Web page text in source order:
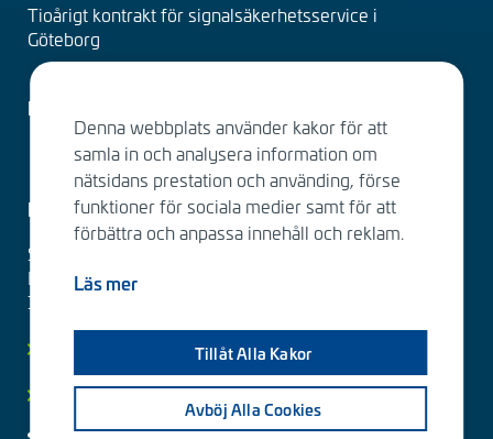
Tioårigt kontrakt för signalsäkerhetsservice i
Göteborg
Faktureringsuppgifter
Kontakta oss
Sitowise
Katarinavägen 15, 4tr
116 45 Stockholm
Dataskyddsmeddelande
Denna webbplats använder kakor för att
samla in och analysera information om
nätsidans prestation och använding, förse
funktioner för sociala medier samt för att
förbättra och anpassa innehåll och reklam.
Läs mer
Tillåt Alla Kakor
Avböj Alla Cookies